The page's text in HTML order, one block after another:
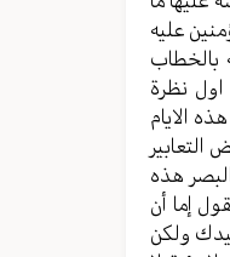
علیه
بالخطاب
نظرة
الایام
التعابیر
هذه
إما أن
ولکن